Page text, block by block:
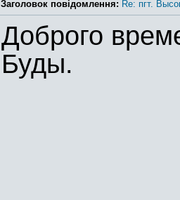
Заголовок повідомлення: Re: пгт.
Доброго
Буды.